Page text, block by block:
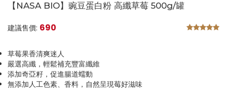
【NASA BIO】豌豆蛋白粉 高纖草莓 500g/罐
建議售價: 690
草莓果香清爽迷人
嚴選高纖，輕鬆補充豐富纖維
添加奇亞籽，促進腸道蠕動
無添加人工色素、香料，自然呈現莓好滋味